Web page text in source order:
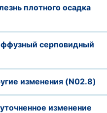
плотного осадка
серповидный
изменения (N02.8)
изменение